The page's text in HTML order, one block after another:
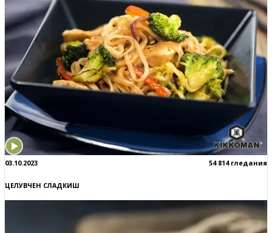
03.10.2023 54 814 гледания
ЦЕЛУВЧЕН СЛАДКИШ